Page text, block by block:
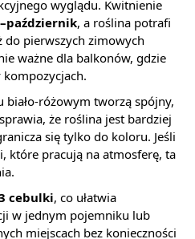
wyglądu. Kwitnienie
, a roślina potrafi
do pierwszych zimowych
ważne dla balkonów, gdzie
kompozycjach.
biało-różowym tworzą spójny,
że roślina jest bardziej
się tylko do koloru. Jeśli
które pracują na atmosferę, ta
cebulki, co ułatwia
w jednym pojemniku lub
miejscach bez konieczności